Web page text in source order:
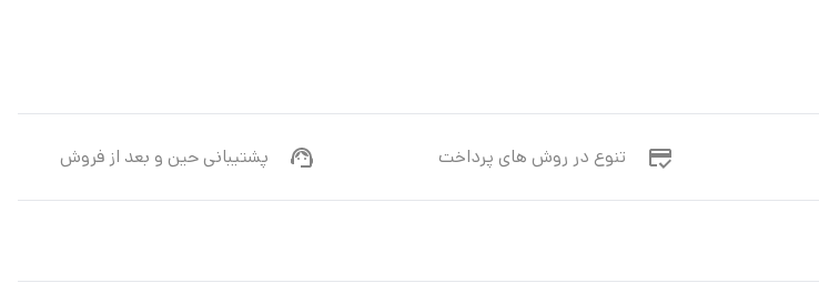
تنوع در روش های پرداخت پشتیبانی حین و بعد از فروش